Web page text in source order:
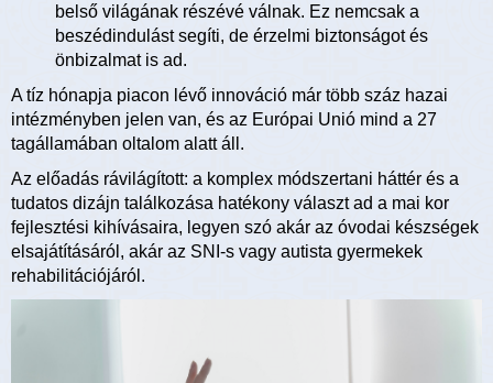
belső világának részévé válnak. Ez nemcsak a
beszédindulást segíti, de érzelmi biztonságot és
önbizalmat is ad.
A tíz hónapja piacon lévő innováció már több száz hazai
intézményben jelen van, és az Európai Unió mind a 27
tagállamában oltalom alatt áll.
Az előadás rávilágított: a komplex módszertani háttér és a
tudatos dizájn találkozása hatékony választ ad a mai kor
fejlesztési kihívásaira, legyen szó akár az óvodai készségek
elsajátításáról, akár az SNI-s vagy autista gyermekek
rehabilitációjáról.